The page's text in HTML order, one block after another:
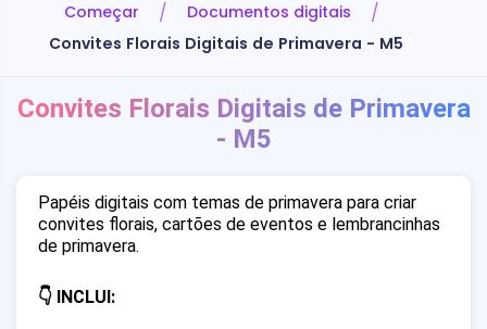
Começar
Documentos digitais
Convites Florais Digitais de Primavera - M5
Convites Florais Digitais de Primavera
- M5
Papéis digitais com temas de primavera para criar
convites florais, cartões de eventos e lembrancinhas
de primavera.
👇 INCLUI: